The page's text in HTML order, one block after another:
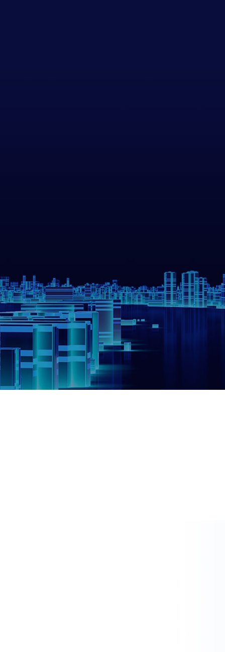
专业的售后工程师团队为您提供技术服务，超
快服务响应，迅速解决问题。